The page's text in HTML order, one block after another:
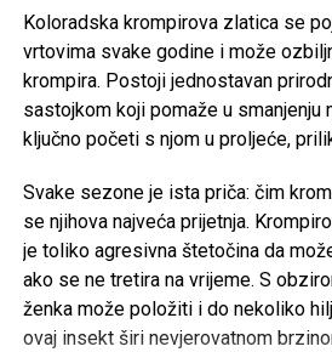
UP NEXT
Lejla iz BiH kupila ocu ulaznice za
snimak osvojio mreže: “Dao je sve
DON'T MISS
Većina pogrešno odmrzava meso:
održavaju jedinstvenu, često
koja uključuje fokus na koncepte
Kulturne prakse:Kalaši imaju
kulturu u kojoj slave i obožavaju
žrtve. Žene igraju značajnu ulogu i
svojoj zajednici.
Položaj: Kalaši se nalaze u okrugu
Khyber Pakhtunkhwa u Pakistanu,
Bumburet, Rumbur i Birir.
Koloradska krompirova zlatica se
vrtovima svake godine i može
krompira. Postoji jednostavan
sastojkom koji pomaže u smanjenju
ključno početi s njom u proljeće,
Svake sezone je ista priča: čim
se njihova najveća prijetnja.
je toliko agresivna štetočina da
ako se ne tretira na vrijeme. S
ženka može položiti i do nekoliko
ovaj insekt širi nevjerovatnom